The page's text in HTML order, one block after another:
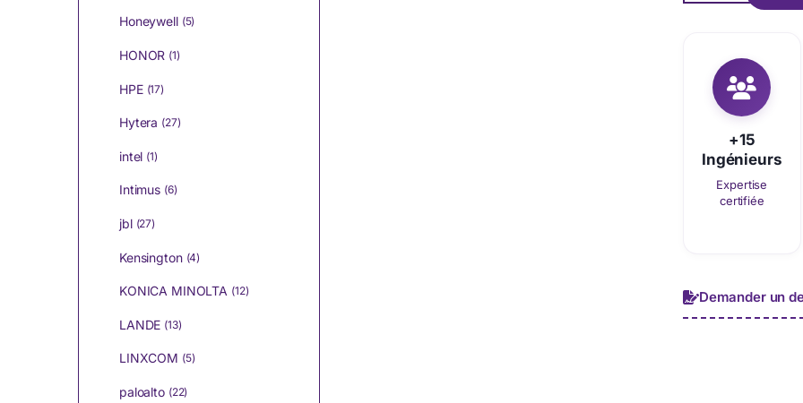
+15
Ingénieurs
Expertise
certifiée
Demander un
Honeywell (5)
HONOR (1)
HPE (17)
Hytera (27)
intel (1)
Intimus (6)
jbl (27)
Kensington (4)
KONICA MINOLTA (12)
LANDE (13)
LINXCOM (5)
paloalto (22)